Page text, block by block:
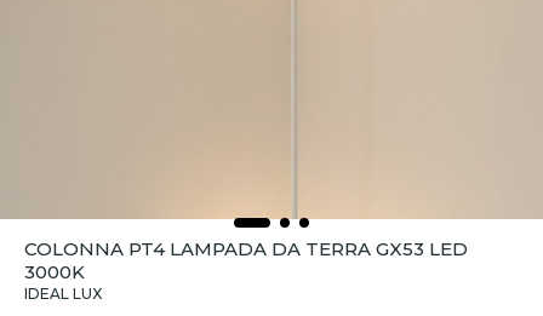
COLONNA PT4 LAMPADA DA TERRA GX53 LED
3000K
IDEAL LUX